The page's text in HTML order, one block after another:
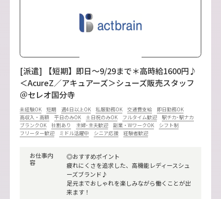
[派遣] 【短期】即日～9/29まで＊高時給1600円♪
＜AcureZ／アキュアーズ＞シューズ販売スタッフ
＠セレオ国分寺
未経験OK 短期 週4日以上OK 私服勤務OK 交通費支給
即日勤務OK
高収入・高額
平日のみOK 土日祝のみOK フルタイム歓迎
駅チカ･駅ナカ
ブランクOK
社割あり 主婦･主夫歓迎 副業・WワークOK
シフト制
フリーター歓迎
ミドル活躍中 シニア応援 経験者歓迎
お仕事内
容
◎おすすめポイント
疲れにくさを追求した、高機能レディースシュ
ーズブランド♪
足元までおしゃれを楽しみながら働くことが出
来ます！